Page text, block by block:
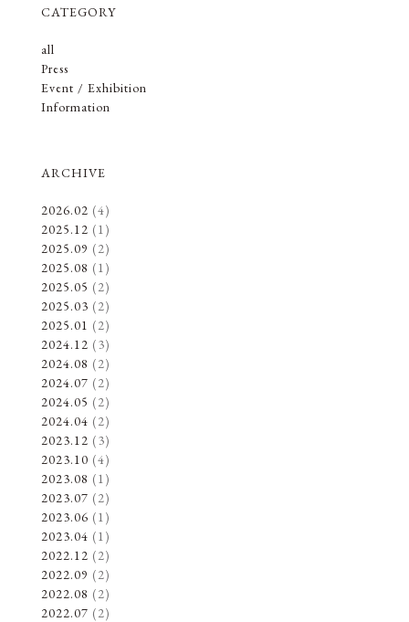
CATEGORY
all
Press
Event / Exhibition
Information
ARCHIVE
2026.02 (4)
2025.12 (1)
2025.09 (2)
2025.08 (1)
2025.05 (2)
2025.03 (2)
2025.01 (2)
2024.12 (3)
2024.08 (2)
2024.07 (2)
2024.05 (2)
2024.04 (2)
2023.12 (3)
2023.10 (4)
2023.08 (1)
2023.07 (2)
2023.06 (1)
2023.04 (1)
2022.12 (2)
2022.09 (2)
2022.08 (2)
2022.07 (2)